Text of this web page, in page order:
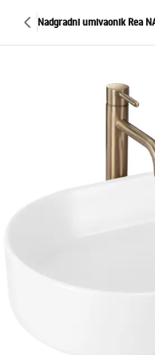
Nadgradni umivaonik Rea